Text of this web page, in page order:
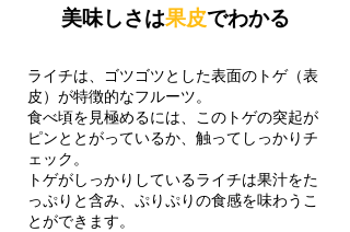
美味しさは果皮でわかる
ライチは、ゴツゴツとした表面のトゲ（表
皮）が特徴的なフルーツ。
食べ頃を見極めるには、このトゲの突起が
ピンととがっているか、触ってしっかりチ
ェック。
トゲがしっかりしているライチは果汁をた
っぷりと含み、ぷりぷりの食感を味わうこ
とができます。